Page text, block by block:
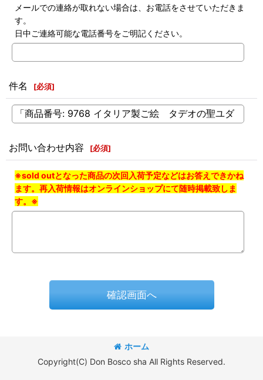
メールでの連絡が取れない場合は、お電話をさせていただきま
す。
日中ご連絡可能な電話番号をご明記ください。
件名 [必須]
お問い合わせ内容 [必須]
※sold outとなった商品の次回入荷予定などはお答えできかね
ます。再入荷情報はオンラインショップにて随時掲載致しま
す。※
確認画面へ
ホーム
Copyright(C) Don Bosco sha All Rights Reserved.